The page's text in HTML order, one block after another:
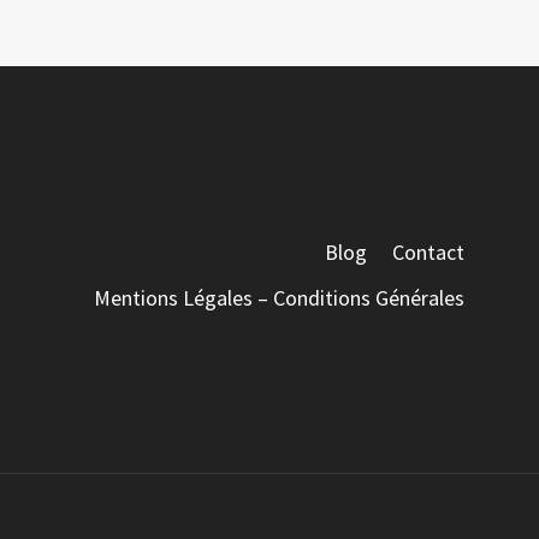
Blog
Contact
Mentions Légales – Conditions Générales